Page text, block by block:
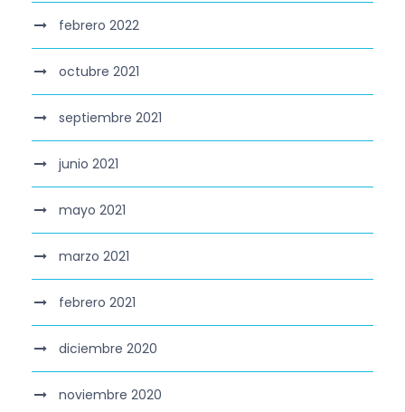
febrero 2022
octubre 2021
septiembre 2021
junio 2021
mayo 2021
marzo 2021
febrero 2021
diciembre 2020
noviembre 2020